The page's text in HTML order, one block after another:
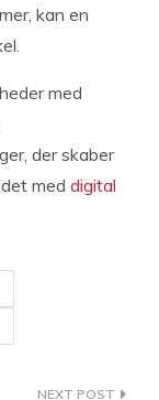
kan en
med
der skaber
med digital